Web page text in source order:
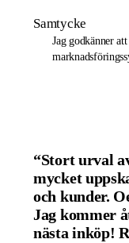
Samtycke
Jag godkänner
“Stort urval
mycket
och kunder.
Jag kommer
nästa inköp!